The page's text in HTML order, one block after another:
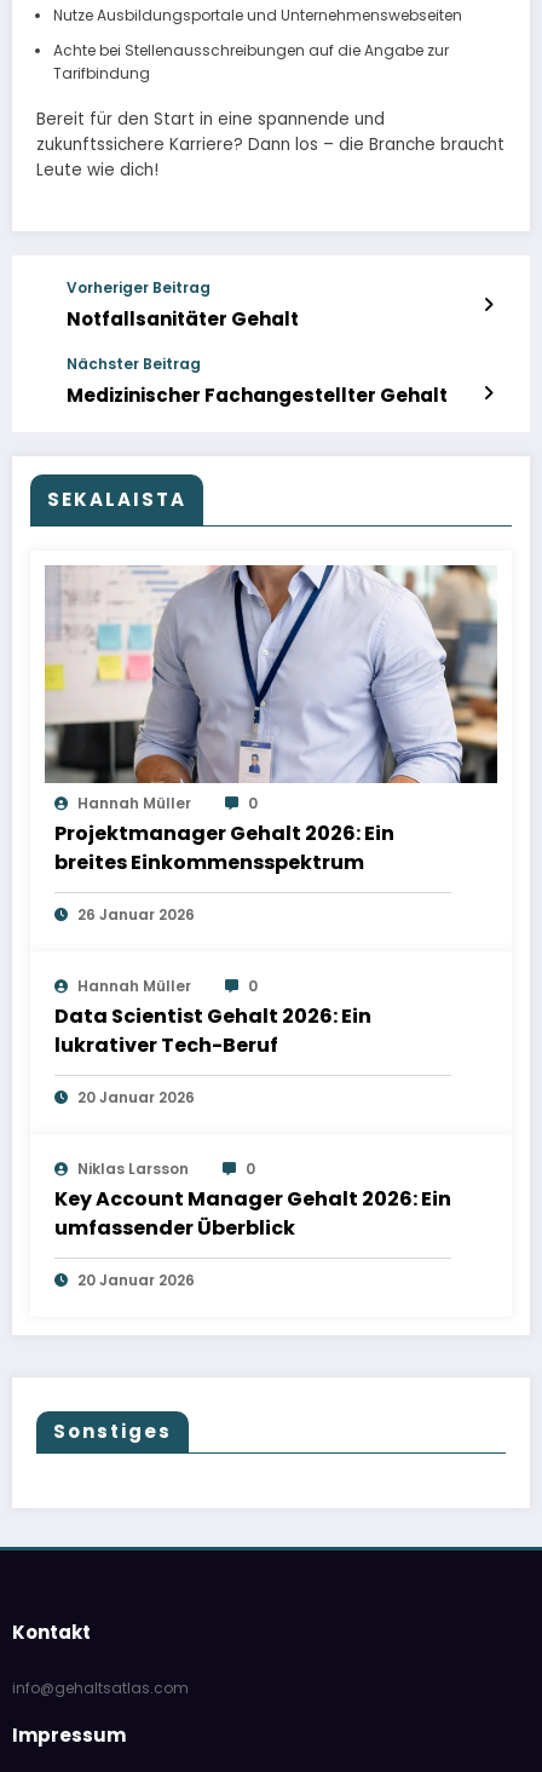
Nutze Ausbildungsportale und Unternehmenswebseiten
Achte bei Stellenausschreibungen auf die Angabe zur
Tarifbindung
Bereit für den Start in eine spannende und
zukunftssichere Karriere? Dann los – die Branche braucht
Leute wie dich!
Vorheriger Beitrag
Notfallsanitäter Gehalt
Nächster Beitrag
Medizinischer Fachangestellter Gehalt
SEKALAISTA
Hannah Müller 0
Projektmanager Gehalt 2026: Ein
breites Einkommensspektrum
26 Januar 2026
Hannah Müller 0
Data Scientist Gehalt 2026: Ein
lukrativer Tech-Beruf
20 Januar 2026
Niklas Larsson 0
Key Account Manager Gehalt 2026: Ein
umfassender Überblick
20 Januar 2026
Sonstiges
Kontakt
info@gehaltsatlas.com
Impressum